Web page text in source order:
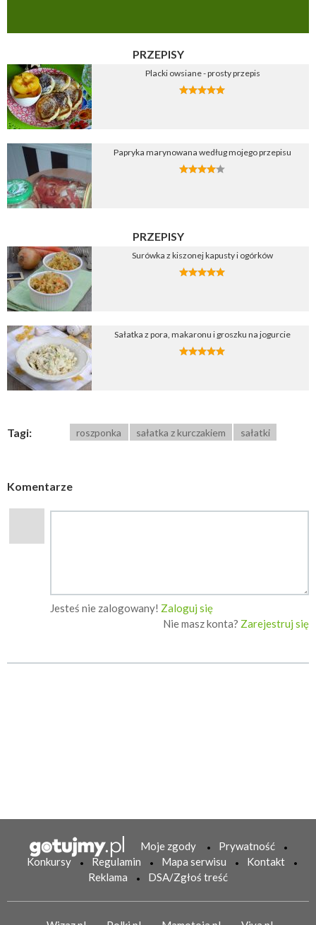
PRZEPISY
Placki owsiane - prosty przepis
Papryka marynowana według mojego przepisu
PRZEPISY
Surówka z kiszonej kapusty i ogórków
Sałatka z pora, makaronu i groszku na jogurcie
Tagi: roszponka sałatka z kurczakiem sałatki
Komentarze
Jesteś nie zalogowany! Zaloguj się
Nie masz konta? Zarejestruj się
Moje zgody
Prywatność
Konkursy
Regulamin Mapa serwisu
Kontakt
Reklama
DSA/Zgłoś treść